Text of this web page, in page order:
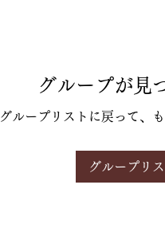
グループが見
グループリストに戻って、
グループリ